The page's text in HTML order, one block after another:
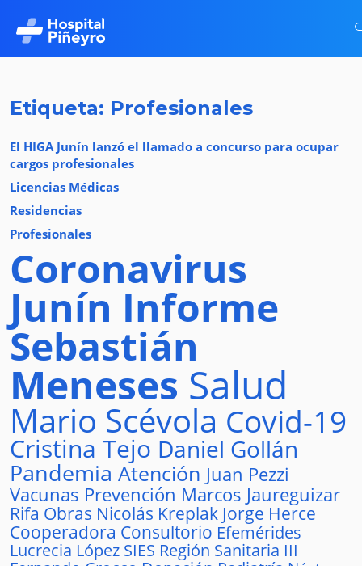
Etiqueta: Profesionales
El HIGA Junín lanzó el llamado a concurso para ocupar
cargos profesionales
Licencias Médicas
Residencias
Profesionales
Coronavirus
Junín Informe
Sebastián
Meneses Salud
Mario Scévola Covid-19
Cristina Tejo Daniel Gollán
Pandemia Atención Juan Pezzi
Vacunas Prevención Marcos Jaureguizar
Rifa Obras Nicolás Kreplak Jorge Herce
Cooperadora Consultorio Efemérides
Lucrecia López SIES Región Sanitaria III